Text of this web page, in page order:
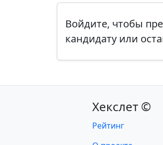
Войдите, чтобы
кандидату или
Хекслет ©
Рейтинг